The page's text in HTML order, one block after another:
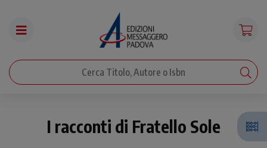
I racconti di Fratello Sole